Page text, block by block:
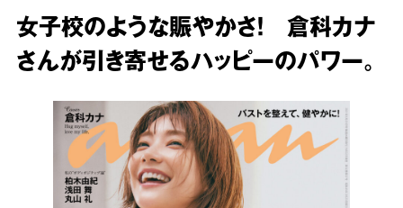
女子校のような賑やかさ！ 倉科カナ
さんが引き寄せるハッピーのパワー。